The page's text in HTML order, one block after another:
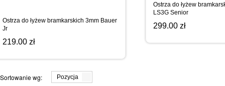
Ostrza do łyżew
LS3G Senior
299.00 zł
Ostrza do łyżew bramkarskich 3mm Bauer
Jr
219.00 zł
Sortowanie wg: Pozycja